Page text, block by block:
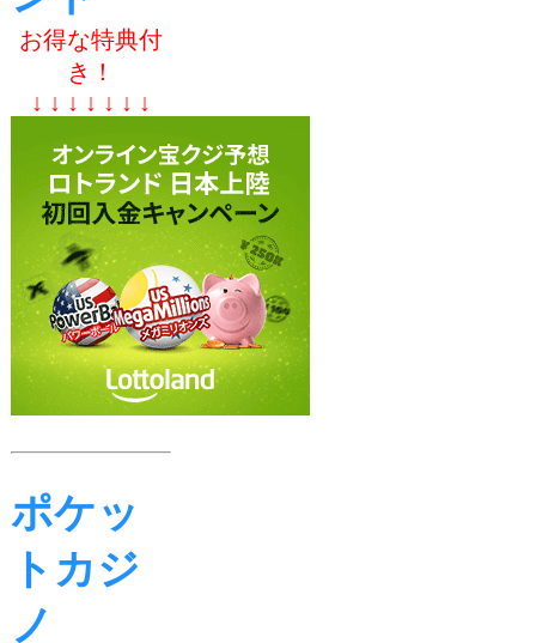
お得な特典付
き！
↓ ↓ ↓ ↓ ↓ ↓ ↓
ポケッ
トカジ
ノ